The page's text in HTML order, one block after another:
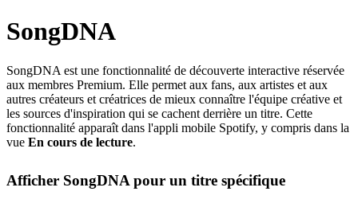
SongDNA
SongDNA est une fonctionnalité de découverte interactive réservée
aux membres Premium. Elle permet aux fans, aux artistes et aux
autres créateurs et créatrices de mieux connaître l'équipe créative et
les sources d'inspiration qui se cachent derrière un titre. Cette
fonctionnalité apparaît dans l'appli mobile Spotify, y compris dans la
vue En cours de lecture.
Afficher SongDNA pour un titre spécifique